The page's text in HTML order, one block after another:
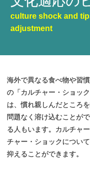
culture shock and
adjustment
海外で異なる食べ物や習
の「カルチャー・ショッ
は、慣れ親しんだところ
問題なく溶け込むことが
る人もいます。カルチャ
チャー・ショックについ
抑えることができます。